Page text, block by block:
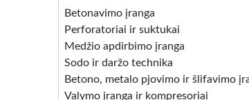
Betonavimo įranga
Perforatoriai ir suktukai
Medžio apdirbimo įranga
Sodo ir daržo technika
Betono, metalo pjovimo ir šlifavimo
Valymo įranga ir kompresoriai